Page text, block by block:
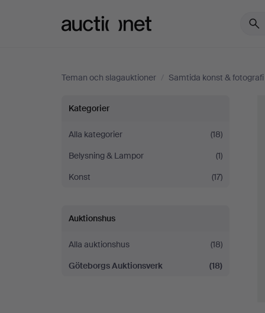
Teman och slagauktioner / Samtida konst & fotografi
Samtida
konst
&
Kategorier
Alla kategorier
(18)
Belysning & Lampor
(1)
Konst
(17)
Auktionshus
Alla auktionshus
(18)
Göteborgs Auktionsverk
(18)